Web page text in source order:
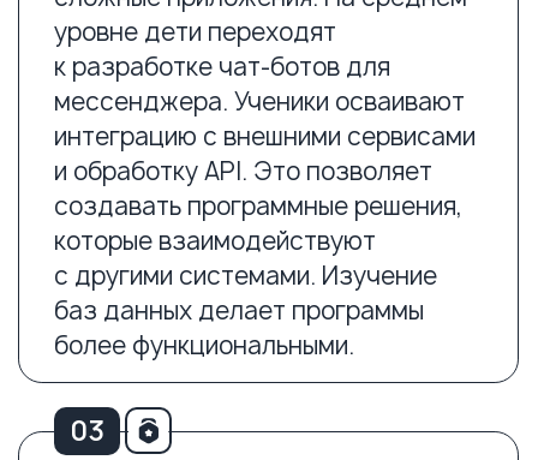
MVT, что позволяет разделить код
на 3 слоя: модели отвечают
за хранение данных,
представления — за обработку
данных, а шаблоны —
за отображения данных. На этом
уровне они создают 3 крупных
проекта, включая «Мой блог»
и «Интернет‑магазин». Эти проекты
помогают детям освоить принципы
маршрутизации и интеграцию
с базами данных. Ребёнок изучает
основы HTML и CSS, языков верстки
и оформления сайтов. Курс
включает различные аспекты
программирования